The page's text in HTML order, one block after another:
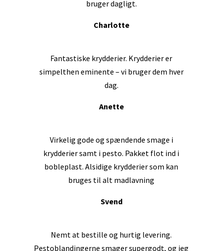
bruger dagligt.
Charlotte
Fantastiske krydderier. Krydderier er
simpelthen eminente – vi bruger dem hver
dag.
Anette
Virkelig gode og spændende smage i
krydderier samt i pesto. Pakket flot ind i
bobleplast. Alsidige krydderier som kan
bruges til alt madlavning
Svend
Nemt at bestille og hurtig levering.
Pestoblandingerne smager supergodt, og jeg